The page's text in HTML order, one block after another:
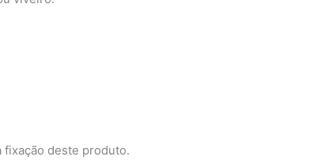
fixação deste produto.